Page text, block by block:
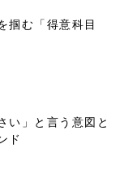
掴む「得意科目
い」と言う意図と
ド